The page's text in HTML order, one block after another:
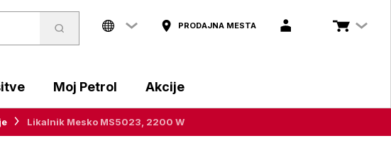
PRODAJNA MESTA
Moj Petrol Akcije
Likalnik Mesko MS5023, 2200 W